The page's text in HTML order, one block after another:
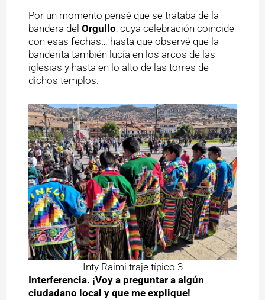
Por un momento pensé que se trataba de la
bandera del Orgullo, cuya celebración coincide
con esas fechas… hasta que observé que la
banderita también lucía en los arcos de las
iglesias y hasta en lo alto de las torres de
dichos templos.
Inty Raimi traje típico 3
Interferencia. ¡Voy a preguntar a algún
ciudadano local y que me explique!